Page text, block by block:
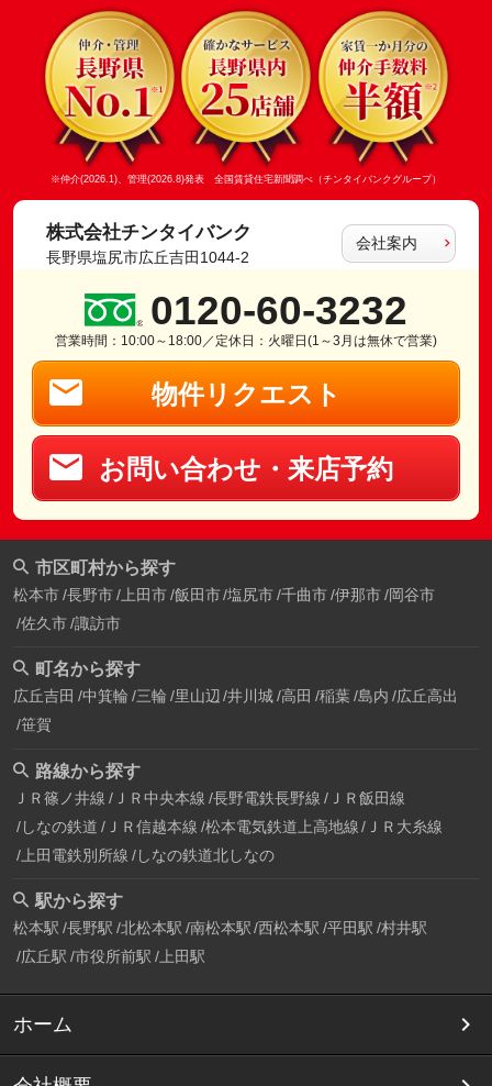
※仲介(2026.1)、管理(2026.8)発表 全国賃貸住宅新聞調べ（チンタイバンクグループ）
株式会社チンタイバンク
長野県塩尻市広丘吉田1044-2
会社案内
0120-60-3232
営業時間：10:00～18:00／定休日：火曜日(1～3月は無休で営業)
物件リクエスト
お問い合わせ・来店予約
市区町村から探す
松本市 長野市 上田市 飯田市 塩尻市 千曲市 伊那市 岡谷市
佐久市 諏訪市
町名から探す
広丘吉田 中箕輪 三輪 里山辺 井川城 高田 稲葉 島内 広丘高出
笹賀
路線から探す
ＪＲ篠ノ井線 ＪＲ中央本線 長野電鉄長野線 ＪＲ飯田線
しなの鉄道 ＪＲ信越本線 松本電気鉄道上高地線
ＪＲ大糸線
上田電鉄別所線 しなの鉄道北しなの
駅から探す
松本駅 長野駅 北松本駅 南松本駅 西松本駅 平田駅 村井駅
広丘駅 市役所前駅 上田駅
ホーム